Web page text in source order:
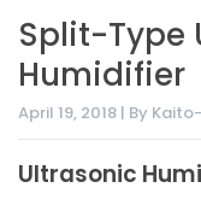
Split-Type
Humidifier
April 19, 2018 | By
Ultrasonic